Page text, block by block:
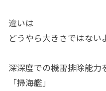
違いは
どうやら大きさではない
深深度での機雷排除能力
「掃海艦」